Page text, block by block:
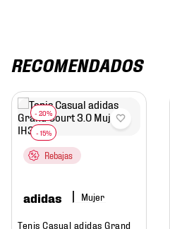
RECOMENDADOS
Rebajas
adidas Mujer
Tenis Casual adidas Grand